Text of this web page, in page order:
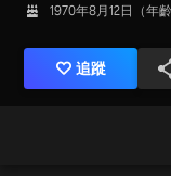
1970年8月12日（年齡
追蹤